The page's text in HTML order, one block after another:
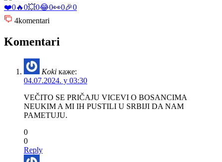
❤️0🔥0💥0😂0👀0🎉0
4komentari
Komentari
Koki каже:
04.07.2024. у 03:30
VEČITO SE PRIČAJU VICEVI O BOSANCIMA
NEUKIM A MI IH PUSTILI U SRBIJI DA NAM
PAMETUJU.
0
0
Reply